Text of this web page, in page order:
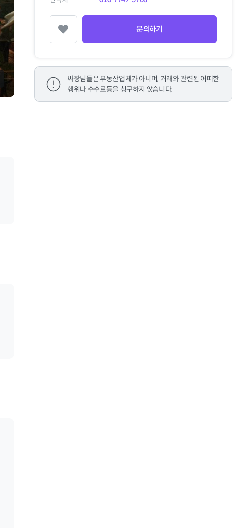
찜하기 문의하기
싸장님들은 부동산업체가 아니며, 거래와 관련된 어떠한
행위나 수수료등을 청구하지 않습니다.